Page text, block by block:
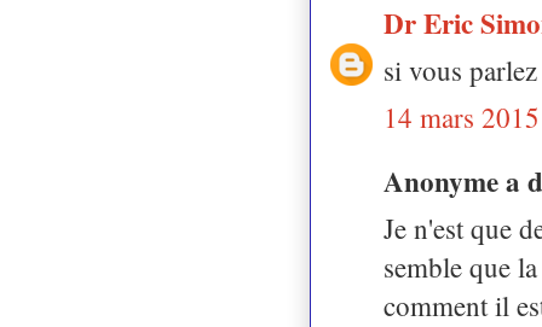
Dr Eric
si vous
14 mars
Anonyme a
Je n'est que
semble que
comment il